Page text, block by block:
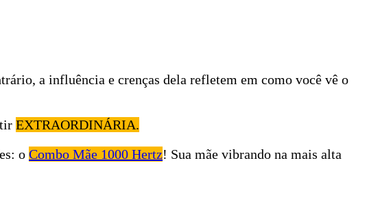
a influência e crenças dela refletem em como você vê o
EXTRAORDINÁRIA.
o Combo Mãe 1000 Hertz! Sua mãe vibrando na mais alta